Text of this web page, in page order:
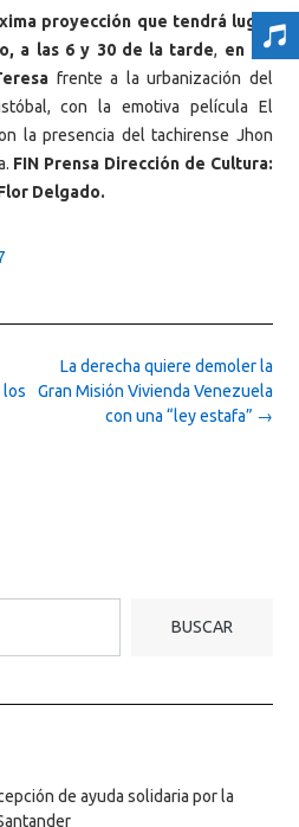
proyección que tendrá lugar
a las 6 y 30 de la tarde, en las
frente a la urbanización del
con la emotiva película El
la presencia del tachirense Jhon
FIN Prensa Dirección de Cultura:
Delgado.
La derecha quiere demoler la
Gran Misión Vivienda Venezuela
con una “ley estafa” →
los
BUSCAR
de ayuda solidaria por la